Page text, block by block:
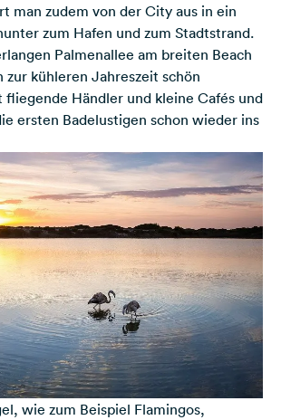
man zudem von der City aus in ein
zum Hafen und zum Stadtstrand.
Palmenallee am breiten Beach
zur kühleren Jahreszeit schön
Händler und kleine Cafés und
ersten Badelustigen schon wieder ins
wie zum Beispiel Flamingos,